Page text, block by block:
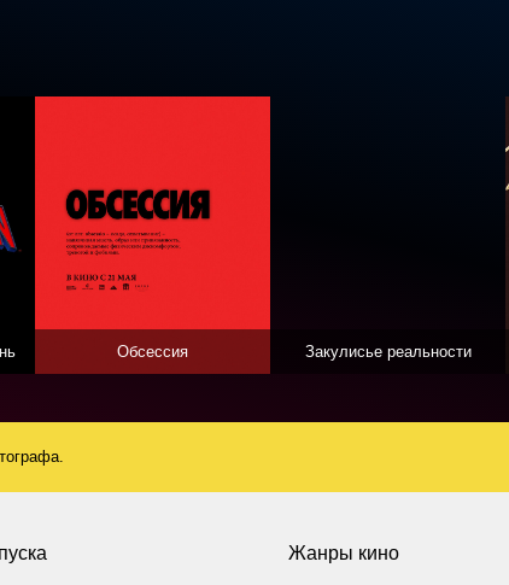
Обсессия Закулисье реальности
Жанры кино